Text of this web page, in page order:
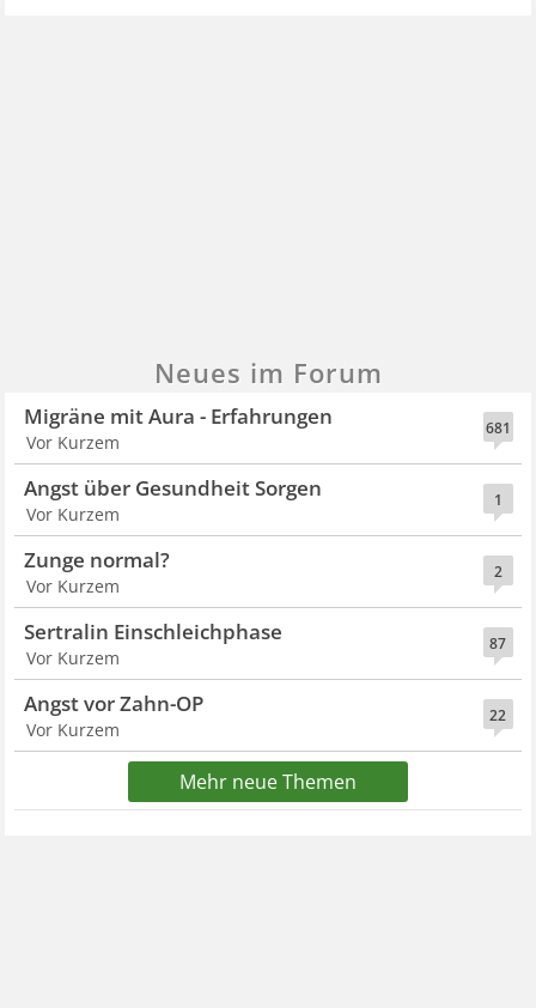
Neues im Forum
681
Migräne mit Aura - Erfahrungen
Vor Kurzem
1
Angst über Gesundheit Sorgen
Vor Kurzem
2
Zunge normal?
Vor Kurzem
87
Sertralin Einschleichphase
Vor Kurzem
22
Angst vor Zahn-OP
Vor Kurzem
Mehr neue Themen